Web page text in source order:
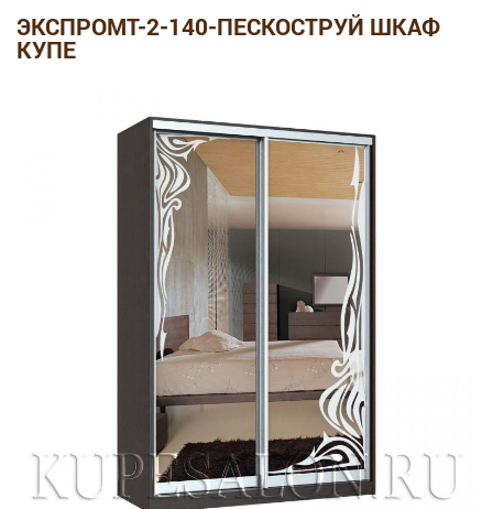
ЭКСПРОМТ-2-140-ПЕСКОСТРУЙ ШКАФ
КУПЕ